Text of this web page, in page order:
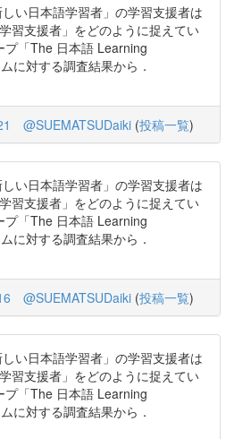
い日本語学習者」の学習支援者は
習支援者」をどのように捉えてい
「The 日本語 Learning
に対する調査結果から．
@SUEMATSUDaiki (投稿一覧)
い日本語学習者」の学習支援者は
習支援者」をどのように捉えてい
「The 日本語 Learning
に対する調査結果から．
@SUEMATSUDaiki (投稿一覧)
い日本語学習者」の学習支援者は
習支援者」をどのように捉えてい
「The 日本語 Learning
に対する調査結果から．